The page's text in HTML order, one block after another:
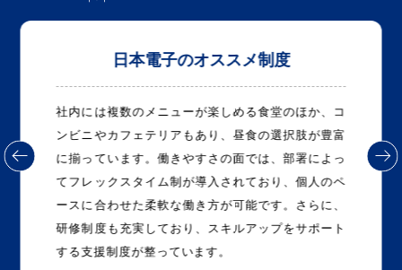
日本電子のオススメ制度
社内には複数のメニューが楽しめる食堂のほか、コ
ンビニやカフェテリアもあり、昼食の選択肢が豊富
に揃っています。働きやすさの面では、部署によっ
てフレックスタイム制が導入されており、個人のペ
ースに合わせた柔軟な働き方が可能です。さらに、
研修制度も充実しており、スキルアップをサポート
する支援制度が整っています。